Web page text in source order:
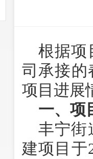
根据项
司承接的
项目进展
一、项
丰宁街
建项目于